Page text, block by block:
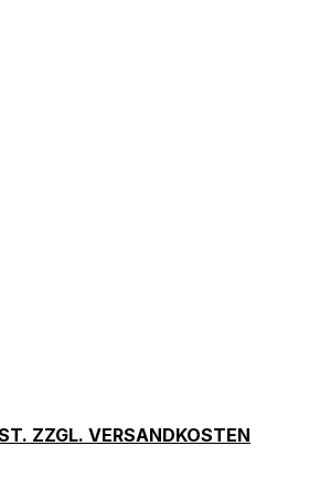
ZZGL. VERSANDKOSTEN